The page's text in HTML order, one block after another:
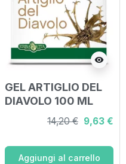
visibility
GEL ARTIGLIO DEL
DIAVOLO 100 ML
14,20 € 9,63 €
Aggiungi al carrello